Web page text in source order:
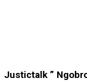
Justictalk ”